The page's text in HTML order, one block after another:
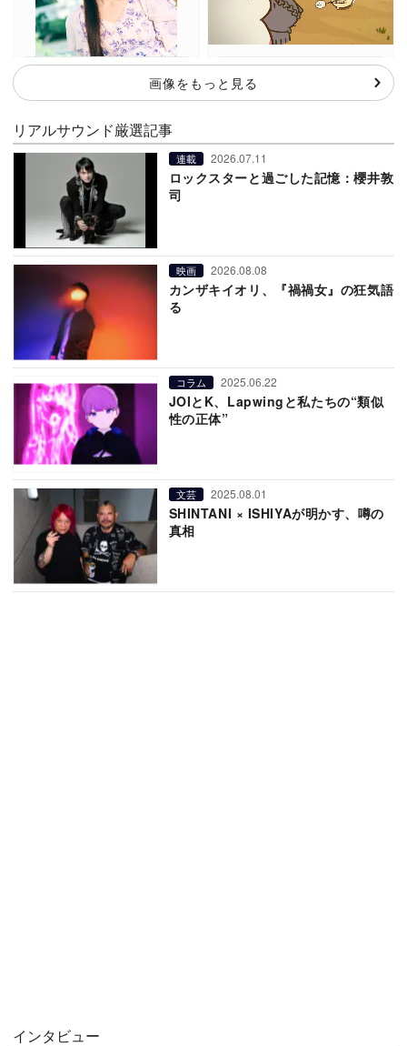
画像をもっと見る
リアルサウンド厳選記事
連載 2026.07.11
ロックスターと過ごした記憶：櫻井敦
司
映画 2026.08.08
カンザキイオリ、『禍禍女』の狂気語
る
コラム 2025.06.22
JOIとK、Lapwingと私たちの“類似
性の正体”
文芸 2025.08.01
SHINTANI × ISHIYAが明かす、噂の
真相
インタビュー